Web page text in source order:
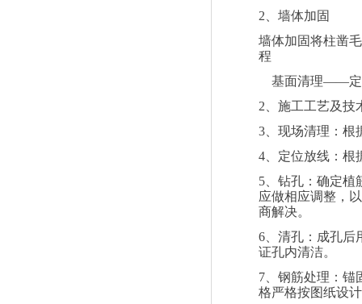
2 、墙体加固
墙体加固将柱凿毛
程
基面清理——
2 、施工工艺及技
3 、现场清理：
4 、定位放线：
5 、钻孔：确定
应做相应调整，
商解决。
6 、清孔：成孔
证孔内清洁。
7 、钢筋处理：
格严格按图纸设